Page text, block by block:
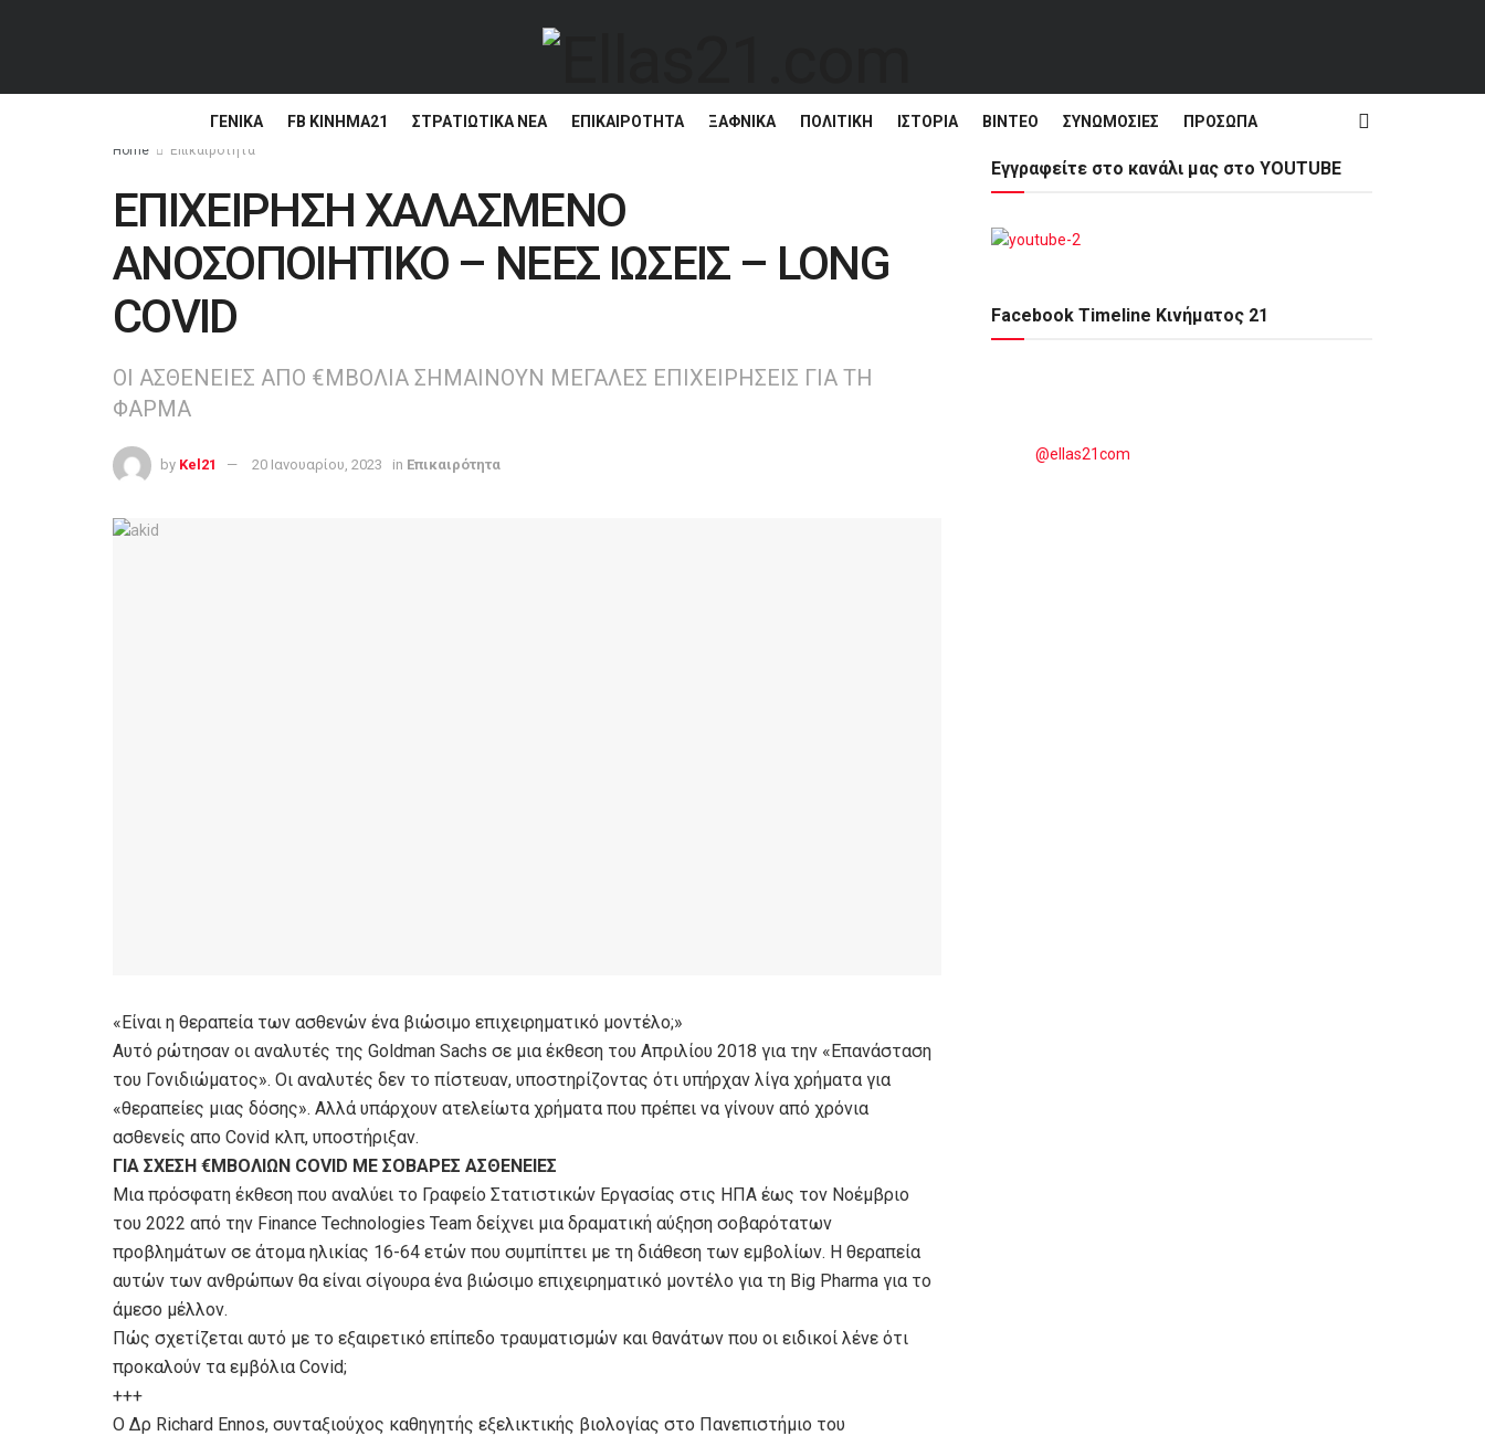
ΓΕΝΙΚΆ FB ΚΙΝΗΜΑ21 ΣΤΡΑΤΙΩΤΙΚΆ ΝΈΑ ΕΠΙΚΑΙΡΌΤΗΤΑ ΞΑΦΝΙΚΑ ΠΟΛΙΤΙΚΗ ΙΣΤΟΡΊΑ ΒΊΝΤΕΟ ΣΥΝΩΜΟΣΊΕΣ ΠΡΌΣΩΠΑ
Home Επικαιρότητα
ΕΠΙΧΕΙΡΗΣΗ ΧΑΛΑΣΜΕΝΟ
ΑΝΟΣΟΠΟΙΗΤΙΚΟ – ΝΕΕΣ ΙΩΣΕΙΣ – LONG
COVID
ΟΙ ΑΣΘΕΝΕΙΕΣ ΑΠΟ €ΜΒΟΛΙΑ ΣΗΜΑΙΝΟΥΝ ΜΕΓΑΛΕΣ ΕΠΙΧΕΙΡΗΣΕΙΣ ΓΙΑ ΤΗ
ΦΑΡΜΑ
by Kel21 20 Ιανουαρίου, 2023 in Επικαιρότητα
«Είναι η θεραπεία των ασθενών ένα βιώσιμο επιχειρηματικό μοντέλο;»
Αυτό ρώτησαν οι αναλυτές της Goldman Sachs σε μια έκθεση του Απριλίου 2018 για την «Επανάσταση
του Γονιδιώματος». Οι αναλυτές δεν το πίστευαν, υποστηρίζοντας ότι υπήρχαν λίγα χρήματα για
«θεραπείες μιας δόσης». Αλλά υπάρχουν ατελείωτα χρήματα που πρέπει να γίνουν από χρόνια
ασθενείς απο Covid κλπ, υποστήριξαν.
ΓΙΑ ΣΧΕΣΗ €ΜΒΟΛΙΩΝ COVID ΜΕ ΣΟΒΑΡΕΣ ΑΣΘΕΝΕΙΕΣ
Μια πρόσφατη έκθεση που αναλύει το Γραφείο Στατιστικών Εργασίας στις ΗΠΑ έως τον Νοέμβριο
του 2022 από την Finance Technologies Team δείχνει μια δραματική αύξηση σοβαρότατων
προβλημάτων σε άτομα ηλικίας 16-64 ετών που συμπίπτει με τη διάθεση των εμβολίων. Η θεραπεία
αυτών των ανθρώπων θα είναι σίγουρα ένα βιώσιμο επιχειρηματικό μοντέλο για τη Big Pharma για το
άμεσο μέλλον.
Πώς σχετίζεται αυτό με το εξαιρετικό επίπεδο τραυματισμών και θανάτων που οι ειδικοί λένε ότι
προκαλούν τα εμβόλια Covid;
+++
Ο Δρ Richard Ennos, συνταξιούχος καθηγητής εξελικτικής βιολογίας στο Πανεπιστήμιο του
Εγγραφείτε στο κανάλι μας στο YOUTUBE
Facebook Timeline Κινήματος 21
@ellas21com